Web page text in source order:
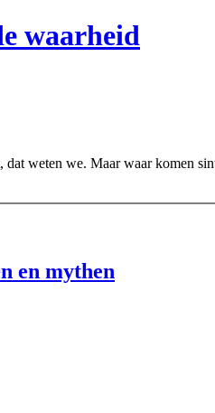
waarheid
dat weten we. Maar waar komen
en mythen